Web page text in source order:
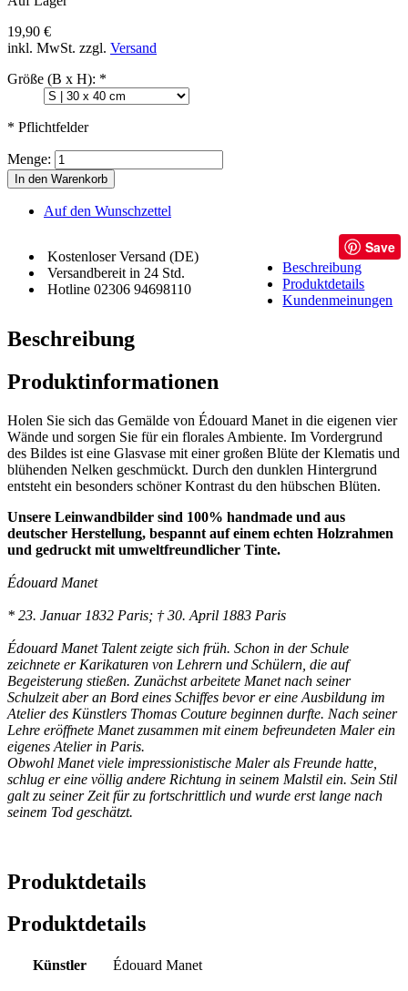
19,90 €
inkl. MwSt. zzgl. Versand
Größe (B x H): *
* Pflichtfelder
Menge:
In den Warenkorb
Auf den Wunschzettel
Kostenloser Versand (DE)
Versandbereit in 24 Std.
Hotline 02306 94698110
Save
Beschreibung
Produktdetails
Kundenmeinungen
Beschreibung
Produktinformationen
Holen Sie sich das Gemälde von Édouard Manet in die eigenen vier
Wände und sorgen Sie für ein florales Ambiente. Im Vordergrund
des Bildes ist eine Glasvase mit einer großen Blüte der Klematis und
blühenden Nelken geschmückt. Durch den dunklen Hintergrund
entsteht ein besonders schöner Kontrast du den hübschen Blüten.
Unsere Leinwandbilder sind 100% handmade und aus
deutscher Herstellung, bespannt auf einem echten Holzrahmen
und gedruckt mit umweltfreundlicher Tinte.
Édouard Manet
* 23. Januar 1832 Paris; † 30. April 1883 Paris
Édouard Manet Talent zeigte sich früh. Schon in der Schule
zeichnete er Karikaturen von Lehrern und Schülern, die auf
Begeisterung stießen. Zunächst arbeitete Manet nach seiner
Schulzeit aber an Bord eines Schiffes bevor er eine Ausbildung im
Atelier des Künstlers Thomas Couture beginnen durfte. Nach seiner
Lehre eröffnete Manet zusammen mit einem befreundeten Maler ein
eigenes Atelier in Paris.
Obwohl Manet viele impressionistische Maler als Freunde hatte,
schlug er eine völlig andere Richtung in seinem Malstil ein. Sein Stil
galt zu seiner Zeit für zu fortschrittlich und wurde erst lange nach
seinem Tod geschätzt.
Produktdetails
Produktdetails
Künstler Édouard Manet